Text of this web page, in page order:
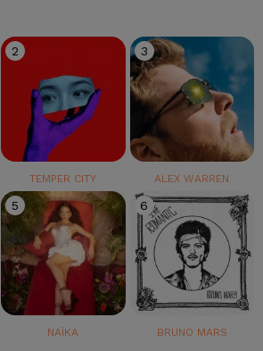
2
TEMPER CITY
3
ALEX WARREN
5
NAÏKA
6
BRUNO MARS